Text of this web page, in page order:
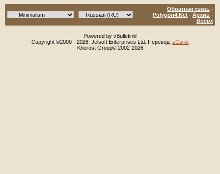
Обратная связь -
Polygon4.Net - Архив -
Вверх
Powered by vBulletin®
Copyright ©2000 - 2026, Jelsoft Enterprises Ltd. Перевод: zCarot
Khorost Group© 2002-2026